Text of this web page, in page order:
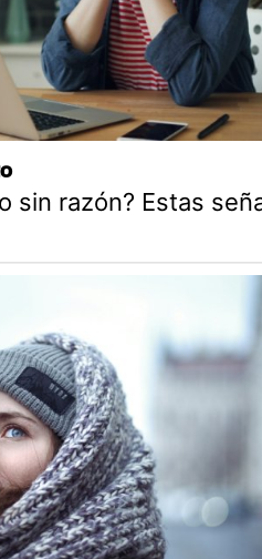
sin razón? Estas